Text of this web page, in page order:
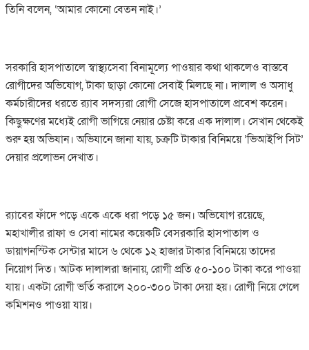
তিনি বলেন, ‘আমার কোনো বেতন নাই।’
সরকারি হাসপাতালে স্বাস্থ্যসেবা বিনামূল্যে পাওয়ার কথা থাকলেও বাস্তবে
রোগীদের অভিযোগ, টাকা ছাড়া কোনো সেবাই মিলছে না। দালাল ও অসাধু
কর্মচারীদের ধরতে র‌্যাব সদস্যরা রোগী সেজে হাসপাতালে প্রবেশ করেন।
কিছুক্ষণের মধ্যেই রোগী ভাগিয়ে নেয়ার চেষ্টা করে এক দালাল। সেখান থেকেই
শুরু হয় অভিযান। অভিযানে জানা যায়, চক্রটি টাকার বিনিময়ে ‘ভিআইপি সিট’
দেয়ার প্রলোভন দেখাত।
র‌্যাবের ফাঁদে পড়ে একে একে ধরা পড়ে ১৫ জন। অভিযোগ রয়েছে,
মহাখালীর রাফা ও সেবা নামের কয়েকটি বেসরকারি হাসপাতাল ও
ডায়াগনস্টিক সেন্টার মাসে ৬ থেকে ১২ হাজার টাকার বিনিময়ে তাদের
নিয়োগ দিত। আটক দালালরা জানায়, রোগী প্রতি ৫০-১০০ টাকা করে পাওয়া
যায়। একটা রোগী ভর্তি করালে ২০০-৩০০ টাকা দেয়া হয়। রোগী নিয়ে গেলে
কমিশনও পাওয়া যায়।